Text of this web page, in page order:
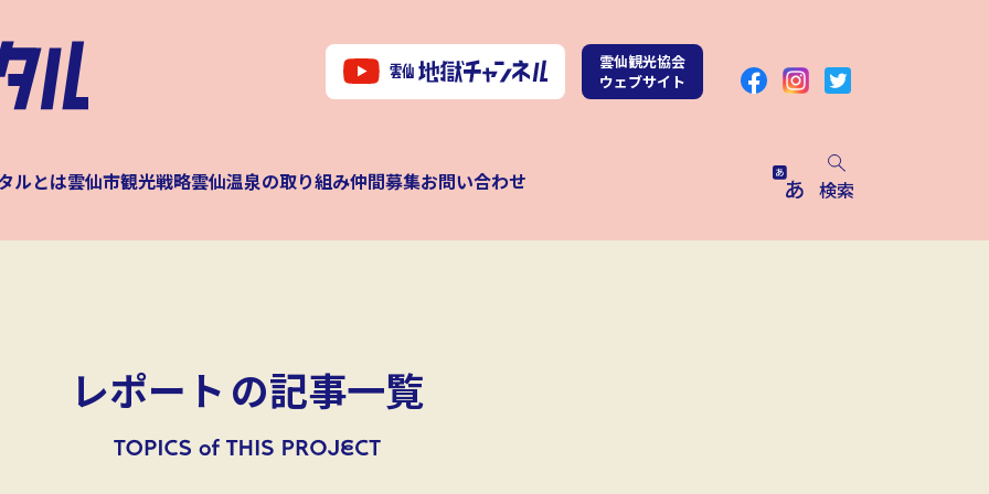
雲仙観光協会
ウェブサイト
ルとは雲仙市観光戦略雲仙温泉の取り組み仲間募集お問い合わせ 検索
レポート の記事一覧